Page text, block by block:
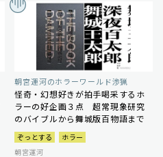
朝宮運河のホラーワールド渉猟
怪奇・幻想好きが拍手喝采するホ
ラーの好企画３点 超常現象研究
のバイブルから舞城版百物語まで
ぞっとする
ホラー
朝宮運河